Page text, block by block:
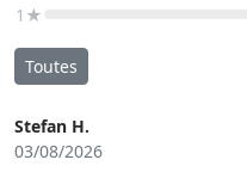
1★
Toutes
Stefan H.
03/08/2026